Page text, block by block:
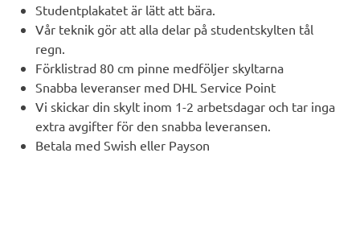
Studentplakatet är lätt att bära.
Vår teknik gör att alla delar på studentskylten tål
regn.
Förklistrad 80 cm pinne medföljer skyltarna
Snabba leveranser med DHL Service Point
Vi skickar din skylt inom 1-2 arbetsdagar och tar inga
extra avgifter för den snabba leveransen.
Betala med Swish eller Payson